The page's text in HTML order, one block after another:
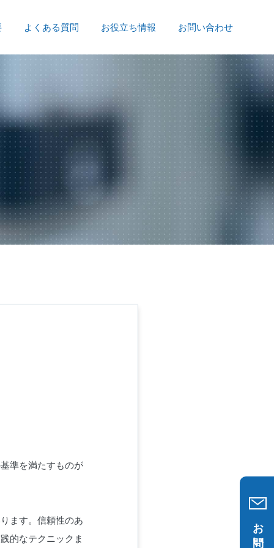
よくある質問 お役立ち情報 お問い合わせ
準を満たすものが
ます。信頼性のあ
的なテクニックま